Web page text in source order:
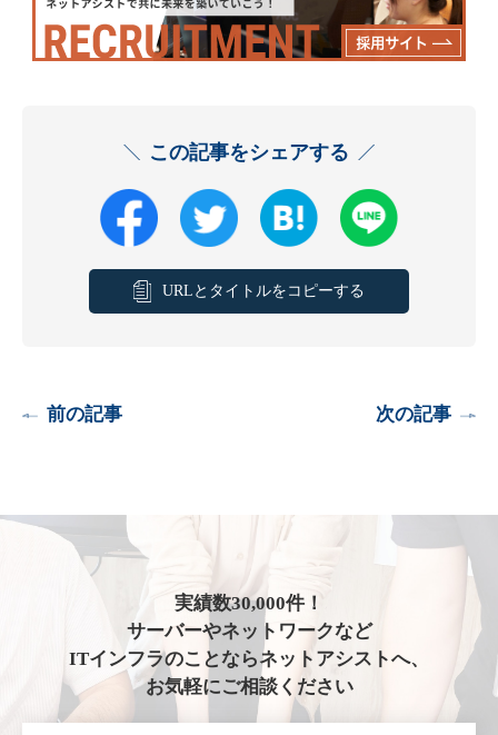
この記事をシェアする
URLとタイトルをコピーする
前の記事 次の記事
実績数30,000件！
サーバーやネットワークなど
ITインフラのことならネットアシストへ、
お気軽にご相談ください